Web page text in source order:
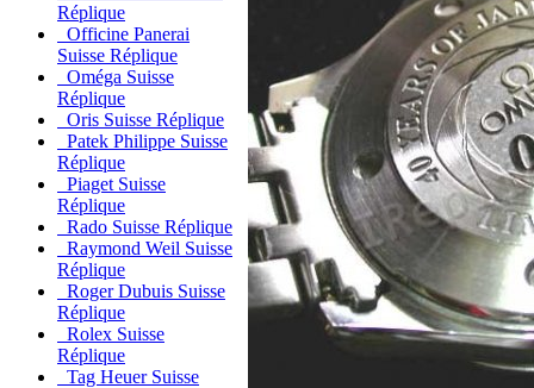
Réplique
Officine Panerai
Suisse Réplique
Oméga Suisse
Réplique
Oris Suisse Réplique
Patek Philippe Suisse
Réplique
Piaget Suisse
Réplique
Rado Suisse Réplique
Raymond Weil Suisse
Réplique
Roger Dubuis Suisse
Réplique
Rolex Suisse
Réplique
Tag Heuer Suisse